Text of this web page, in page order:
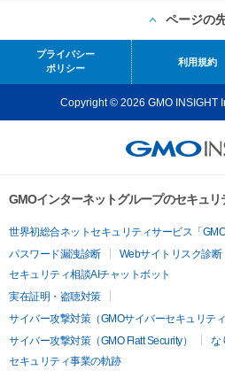
ページの
プライバシー
ポリシー
利用規約
Copyright © 2026 GMO INSIGHT
GMOインターネットグループのセキュリ
世界初総合ネットセキュリティサービス「
パスワード漏洩診断
Webサイトリスク診断
セキュリティ相談AIチャットボット
実在証明・盗聴対策
サイバー攻撃対策（GMOサイバーセキュリティ
サイバー攻撃対策（GMO Flatt Security）
な
セキュリティ事業の軌跡